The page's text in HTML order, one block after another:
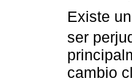
Existe
ser
cambio